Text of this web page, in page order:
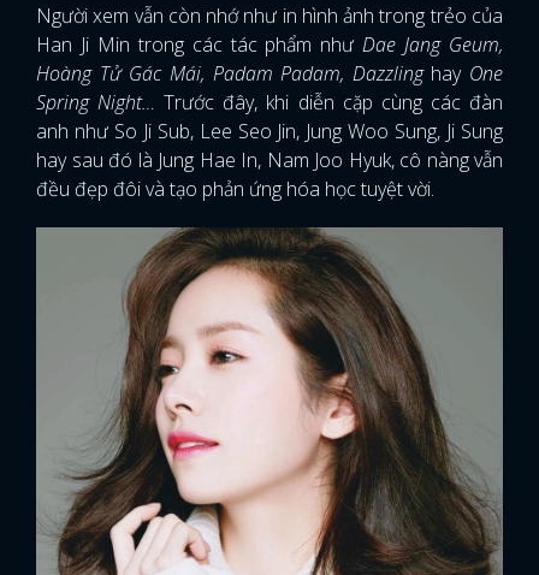
Người xem vẫn còn nhớ như in hình ảnh trong trẻo của
Han Ji Min trong các tác phẩm nhưDae Jang Geum,
Hoàng Tử Gác Mái, Padam Padam, Dazzlinghay One
Spring Night… Trước đây, khi diễn cặp cùng các đàn
anh như So Ji Sub, Lee Seo Jin, Jung Woo Sung, Ji Sung
hay sau đó là Jung Hae In, Nam Joo Hyuk, cô nàng vẫn
đều đẹp đôi và tạo phản ứng hóa học tuyệt vời.